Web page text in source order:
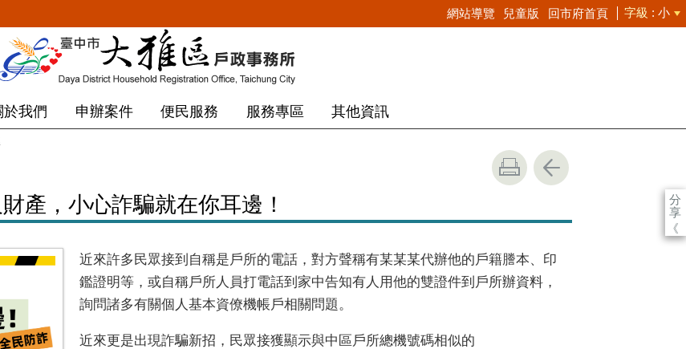
網站導覽 兒童版 回市府首頁 字級 小
於我們 申辦案件 便民服務 服務專區 其他資訊
分
享
《
產，小心詐騙就在你耳邊！
近來許多民眾接到自稱是戶所的電話，對方聲稱有某某某代辦他的戶籍謄本、印
鑑證明等，或自稱戶所人員打電話到家中告知有人用他的雙證件到戶所辦資料，
詢問諸多有關個人基本資僚機帳戶相關問題。
近來更是出現詐騙新招，民眾接獲顯示與中區戶所總機號碼相似的